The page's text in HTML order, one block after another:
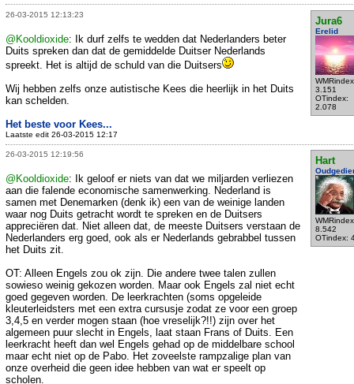
26-03-2015 12:13:23
Jura6
Erelid
3.151
OTindex:
2.078
@Kooldioxide: Ik durf zelfs te wedden dat Nederlanders beter
Duits spreken dan dat de gemiddelde Duitser Nederlands
spreekt. Het is altijd de schuld van die Duitsers
Wij hebben zelfs onze autistische Kees die heerlijk in het Duits
kan schelden.
Het beste voor Kees...
Laatste edit 26-03-2015 12:17
26-03-2015 12:19:56
Hart
8.542
OTindex:
@Kooldioxide: Ik geloof er niets van dat we miljarden verliezen
aan die falende economische samenwerking. Nederland is
samen met Denemarken (denk ik) een van de weinige landen
waar nog Duits getracht wordt te spreken en de Duitsers
appreciëren dat. Niet alleen dat, de meeste Duitsers verstaan de
Nederlanders erg goed, ook als er Nederlands gebrabbel tussen
het Duits zit.
OT: Alleen Engels zou ok zijn. Die andere twee talen zullen
sowieso weinig gekozen worden. Maar ook Engels zal niet echt
goed gegeven worden. De leerkrachten (soms opgeleide
kleuterleidsters met een extra cursusje zodat ze voor een groep
3,4,5 en verder mogen staan (hoe vreselijk?!!) zijn over het
algemeen puur slecht in Engels, laat staan Frans of Duits. Een
leerkracht heeft dan wel Engels gehad op de middelbare school
maar echt niet op de Pabo. Het zoveelste rampzalige plan van
onze overheid die geen idee hebben van wat er speelt op
scholen.